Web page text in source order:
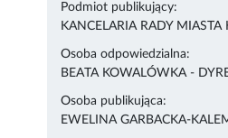
Podmiot publikujący:
KANCELARIA RADY MIASTA
Osoba odpowiedzialna:
BEATA KOWALÓWKA -
Osoba publikująca:
EWELINA GARBACKA-